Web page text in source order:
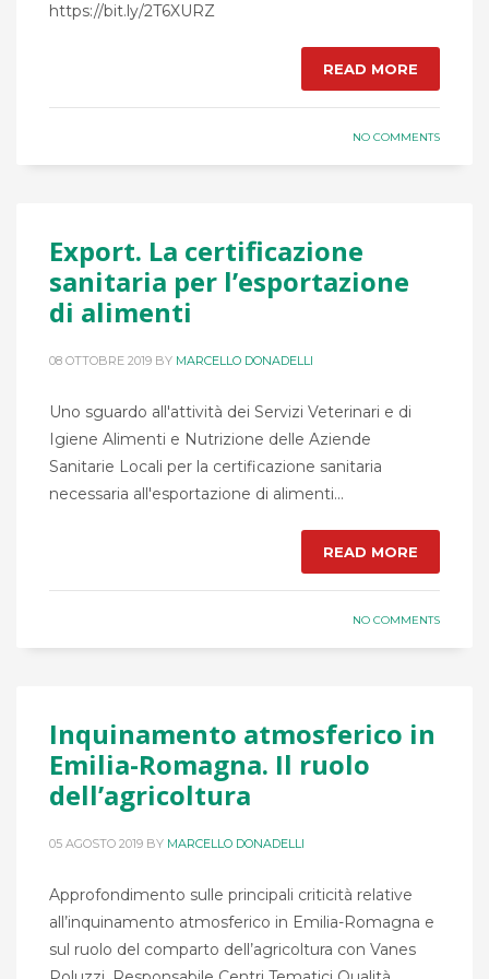
https://bit.ly/2T6XURZ
READ MORE
NO COMMENTS
Export. La certificazione
sanitaria per l’esportazione
di alimenti
08 OTTOBRE 2019 BY MARCELLO DONADELLI
Uno sguardo all'attività dei Servizi Veterinari e di
Igiene Alimenti e Nutrizione delle Aziende
Sanitarie Locali per la certificazione sanitaria
necessaria all'esportazione di alimenti...
READ MORE
NO COMMENTS
Inquinamento atmosferico in
Emilia-Romagna. Il ruolo
dell’agricoltura
05 AGOSTO 2019 BY MARCELLO DONADELLI
Approfondimento sulle principali criticità relative
all’inquinamento atmosferico in Emilia-Romagna e
sul ruolo del comparto dell’agricoltura con Vanes